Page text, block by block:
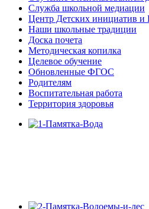
Служба школьной медиации
Центр Детских инициатив и
Наши школьные традиции
Доска почета
Методическая копилка
Целевое обучение
Обновленные ФГОС
Родителям
Воспитательная работа
Территория здоровья